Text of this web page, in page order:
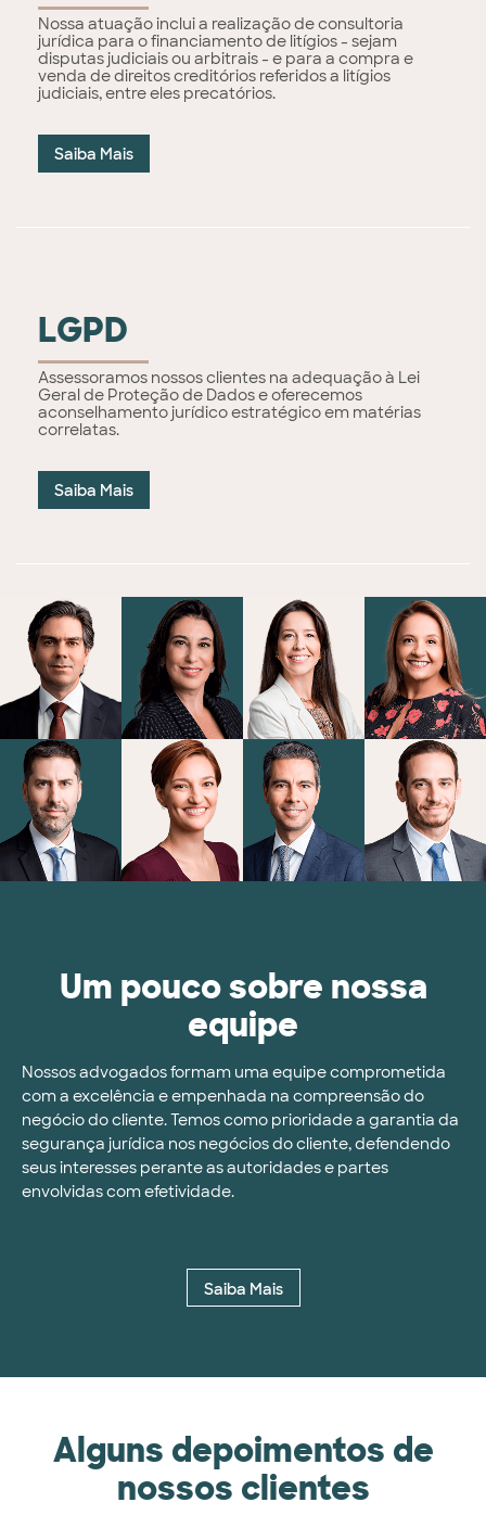
Nossa atuação inclui a realização de consultoria
jurídica para o financiamento de litígios - sejam
disputas judiciais ou arbitrais - e para a compra e
venda de direitos creditórios referidos a litígios
judiciais, entre eles precatórios.
Saiba Mais
LGPD
Assessoramos nossos clientes na adequação à Lei
Geral de Proteção de Dados e oferecemos
aconselhamento jurídico estratégico em matérias
correlatas.
Saiba Mais
Um pouco sobre nossa
equipe
Nossos advogados formam uma equipe comprometida
com a excelência e empenhada na compreensão do
negócio do cliente. Temos como prioridade a garantia da
segurança jurídica nos negócios do cliente, defendendo
seus interesses perante as autoridades e partes
envolvidas com efetividade.
Saiba Mais
Alguns depoimentos de
nossos clientes